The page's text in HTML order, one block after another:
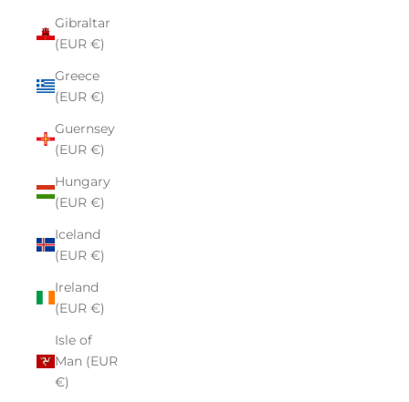
Gibraltar
(EUR €)
Greece
(EUR €)
Guernsey
(EUR €)
Hungary
(EUR €)
Iceland
(EUR €)
Ireland
(EUR €)
Isle of
Man (EUR
€)